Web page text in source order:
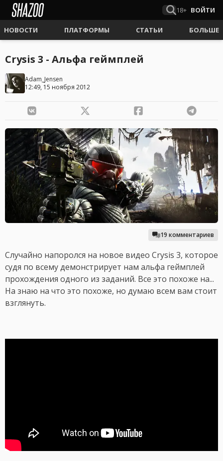
18+ ВОЙТИ
НОВОСТИ ПЛАТФОРМЫ СТАТЬИ БОЛЬШЕ
Crysis 3 - Альфа геймплей
Adam_Jensen
12:49, 15 ноября 2012
19 комментариев
Случайно напоролся на новое видео Crysis 3, которое
судя по всему демонстрирует нам альфа геймплей
прохождения одного из заданий. Все это похоже на...
На знаю на что это похоже, но думаю всем вам стоит
взглянуть.